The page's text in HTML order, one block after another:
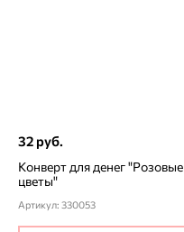
32 руб.
Конверт для денег "Розовые
цветы"
Артикул: 330053